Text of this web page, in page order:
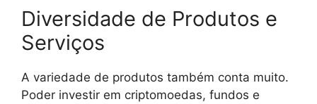
Diversidade de Produtos e
Serviços
A variedade de produtos também conta muito.
Poder investir em criptomoedas, fundos e